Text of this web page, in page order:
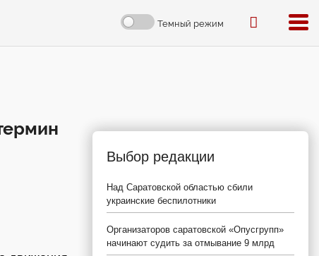
Темный режим
Выбор редакции
Над Саратовской областью сбили
украинские беспилотники
Организаторов саратовской «Опусгрупп»
начинают судить за отмывание 9 млрд